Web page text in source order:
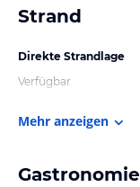
Strand
Direkte Strandlage
Verfügbar
Mehr anzeigen
Gastronomie